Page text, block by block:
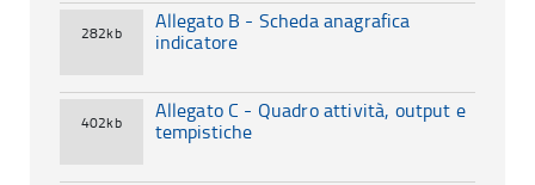
282kb
Allegato B - Scheda anagrafica
indicatore
402kb
Allegato C - Quadro attività, output e
tempistiche